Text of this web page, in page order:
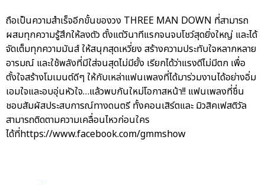
ถือเป็นความสำเร็จอีกขั้นของวง THREE MAN DOWN ที่สามารถ
ผสมทุกความรู้สึกให้ลงตัว ตั้งแต่วินาทีแรกจนจบโชว์สุดยิ่งใหญ่ และได้
จัดเต็มทุกความมันส์ ให้สนุกสุดเหวี่ยง สร้างความประทับใจหลากหลาย
อารมณ์ และใช้พลังที่มีใส่จนสุดไม่มียั้ง เรียกได้ว่าแรงดีไม่มีตก เพื่อ
ตั้งใจสร้างโมเมนต์ดีๆ ให้กับเหล่าแฟนเพลงที่ได้มาร่วมงานได้อย่างอิ่ม
เอมใจและอบอุ่นหัวใจ…แล้วพบกันใหม่โอกาสหน้า!! แฟนเพลงที่ชื่น
ชอบสัมผัสประสบการณ์ทางดนตรี ทั้งคอนเสิร์ตและ มิวสิคเฟสติวัล
สามารถติดตามความเคลื่อนไหวก่อนใคร
ได้ที่https://www.facebook.com/gmmshow